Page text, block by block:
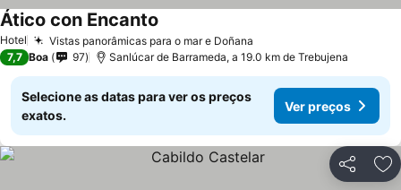
Hotel Vistas panorâmicas para o mar e Doñana
Ático con Encanto
7,7 Boa 97 Sanlúcar de Barrameda, a 19.0 km de Trebujena
Selecione as datas para ver os preços
exatos.
Ver preços
Partilhar